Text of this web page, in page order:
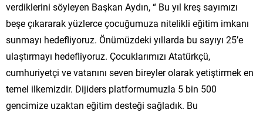
verdiklerini söyleyen Başkan Aydın, “ Bu yıl kreş sayımızı
beşe çıkararak yüzlerce çocuğumuza nitelikli eğitim imkanı
sunmayı hedefliyoruz. Önümüzdeki yıllarda bu sayıyı 25’e
ulaştırmayı hedefliyoruz. Çocuklarımızı Atatürkçü,
cumhuriyetçi ve vatanını seven bireyler olarak yetiştirmek en
temel ilkemizdir. Dijiders platformumuzla 5 bin 500
gencimize uzaktan eğitim desteği sağladık. Bu